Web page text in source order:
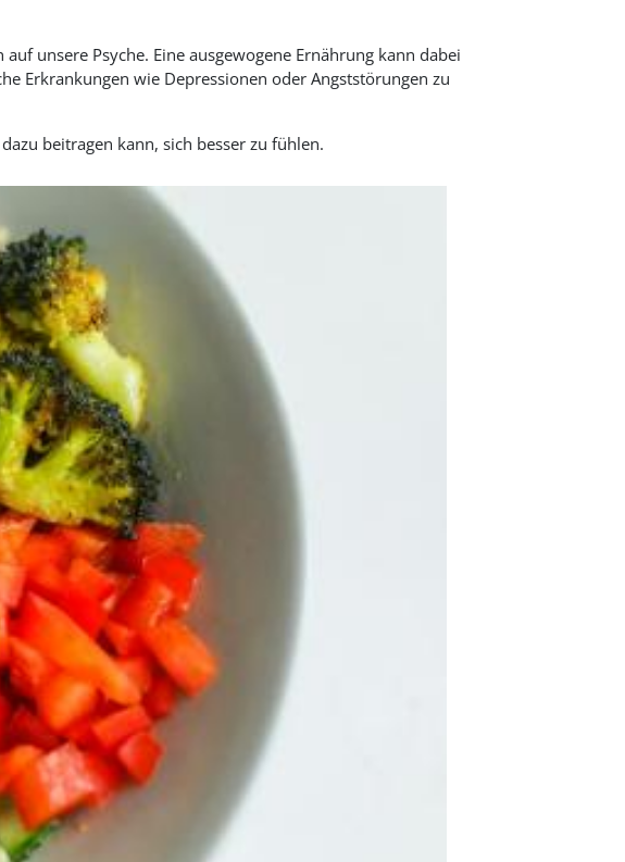
unsere Psyche. Eine ausgewogene Ernährung kann dabei
Erkrankungen wie Depressionen oder Angststörungen zu
beitragen kann, sich besser zu fühlen.